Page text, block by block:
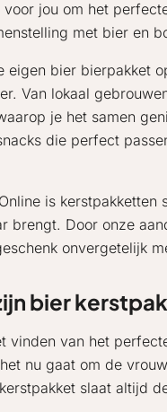
voor jou om het
met bier en
eigen bier bierpakket
Van lokaal
je het samen
die perfect
is
brengt. Door onze
onvergetelijk
bier
vinden van het
nu gaat om de
slaat altijd